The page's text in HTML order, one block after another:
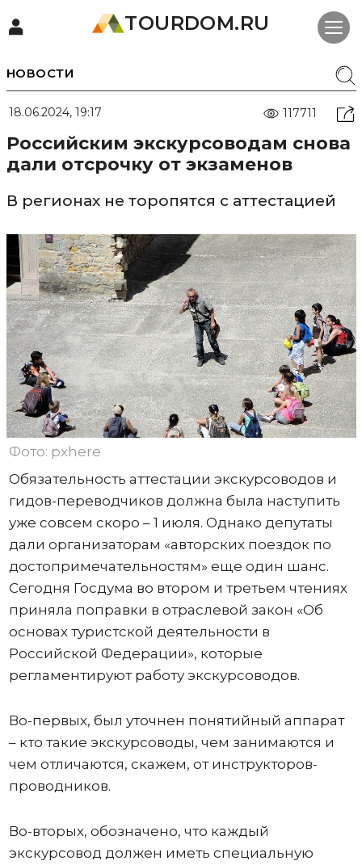
TOURDOM.RU
НОВОСТИ
18.06.2024, 19:17 117711
Российским экскурсоводам снова
дали отсрочку от экзаменов
В регионах не торопятся с аттестацией
Фото: pxhere
Обязательность аттестации экскурсоводов и
гидов-переводчиков должна была наступить
уже совсем скоро – 1 июля. Однако депутаты
дали организаторам «авторских поездок по
достопримечательностям» еще один шанс.
Сегодня Госдума во втором и третьем чтениях
приняла поправки в отраслевой закон «Об
основах туристской деятельности в
Российской Федерации», которые
регламентируют работу экскурсоводов.
Во-первых, был уточнен понятийный аппарат
– кто такие экскурсоводы, чем занимаются и
чем отличаются, скажем, от инструкторов-
проводников.
Во-вторых, обозначено, что каждый
экскурсовод должен иметь специальную